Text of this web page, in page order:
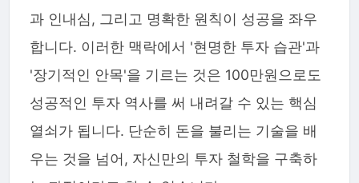
과 인내심, 그리고 명확한 원칙이 성공을 좌우
합니다. 이러한 맥락에서 '현명한 투자 습관'과
'장기적인 안목'을 기르는 것은 100만원으로도
성공적인 투자 역사를 써 내려갈 수 있는 핵심
열쇠가 됩니다. 단순히 돈을 불리는 기술을 배
우는 것을 넘어, 자신만의 투자 철학을 구축하